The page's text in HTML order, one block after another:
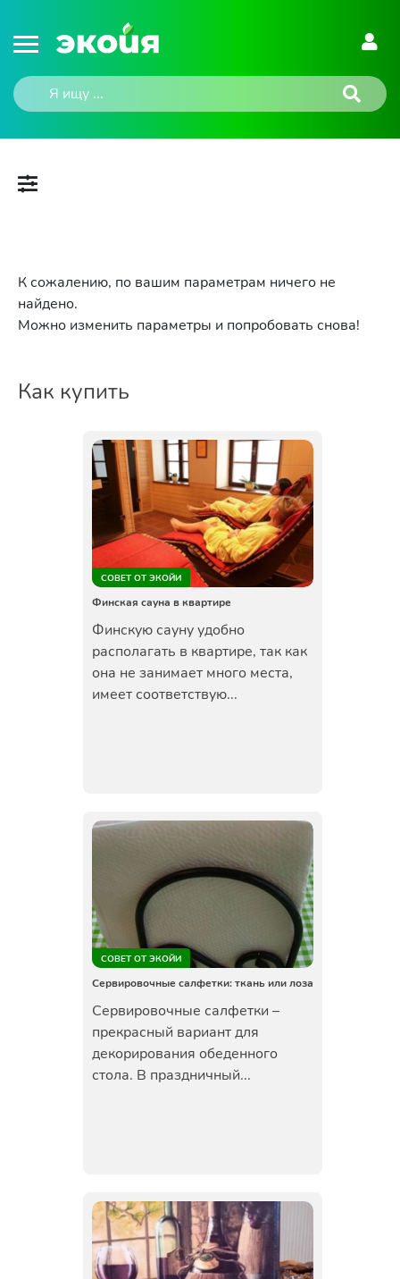
К сожалению, по вашим параметрам ничего не
найдено.
Можно изменить параметры и попробовать снова!
Как купить
СОВЕТ ОТ ЭКОЙИ
Финская сауна в квартире
Финскую сауну удобно
располагать в квартире, так как
она не занимает много места,
имеет соответствую...
СОВЕТ ОТ ЭКОЙИ
Сервировочные салфетки: ткань или лоза
Сервировочные салфетки –
прекрасный вариант для
декорирования обеденного
стола. В праздничный...